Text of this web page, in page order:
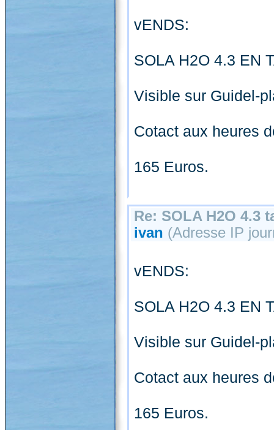
vENDS:
SOLA H2O 4.3 EN
Visible sur Guidel-
Cotact aux heures
165 Euros.
Re: SOLA H2O 4.3
ivan (Adresse IP
vENDS:
SOLA H2O 4.3 EN
Visible sur Guidel-
Cotact aux heures
165 Euros.